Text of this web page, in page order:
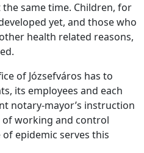
same time. Children, for
yet, and those who
health related reasons,
of Józsefváros has to
its employees and each
notary-mayor’s instruction
of working and control
epidemic serves this